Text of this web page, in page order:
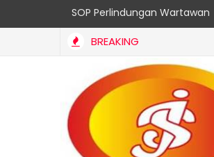
SOP Perlindungan Wartawan
BREAKING